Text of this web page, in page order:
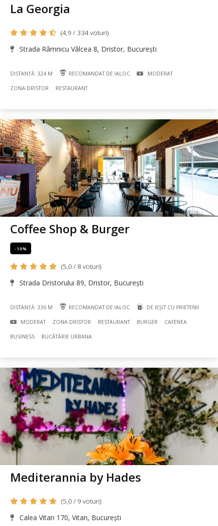
La Georgia
(4,9 / 334 voturi)
Strada Râmnicu Vâlcea 8, Dristor, București
DISTANȚĂ: 324 M RECOMANDAT DE IALOC MODERAT
ZONA DRISTOR RESTAURANT
Coffee Shop & Burger
-10%
(5,0 / 8 voturi)
Strada Dristorului 89, Dristor, București
DISTANȚĂ: 336 M RECOMANDAT DE IALOC DE IEȘIT CU PRIETENII
MODERAT ZONA DRISTOR RESTAURANT BURGER CAFENEA
BUSINESS BUCÃTÃRIE URBANA
Mediterannia by Hades
(5,0 / 9 voturi)
Calea Vitan 170, Vitan, București